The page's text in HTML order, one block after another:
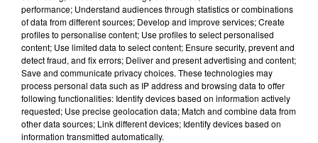
performance; Understand audiences through statistics or combinations
of data from different sources; Develop and improve services; Create
profiles to personalise content; Use profiles to select personalised
content; Use limited data to select content; Ensure security, prevent and
detect fraud, and fix errors; Deliver and present advertising and content;
Save and communicate privacy choices. These technologies may
process personal data such as IP address and browsing data to offer
following functionalities: Identify devices based on information actively
requested; Use precise geolocation data; Match and combine data from
other data sources; Link different devices; Identify devices based on
information transmitted automatically.